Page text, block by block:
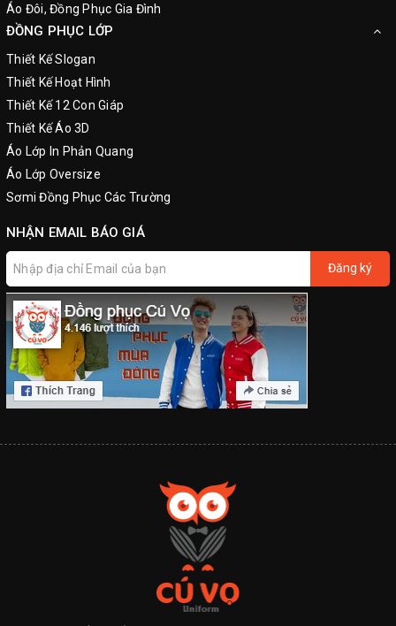
Áo Đôi, Đồng Phục Gia Đình
ĐỒNG PHỤC LỚP
Thiết Kế Slogan
Thiết Kế Hoạt Hình
Thiết Kế 12 Con Giáp
Thiết Kế Áo 3D
Áo Lớp In Phản Quang
Áo Lớp Oversize
Sơmi Đồng Phục Các Trường
NHẬN EMAIL BÁO GIÁ
Đăng ký